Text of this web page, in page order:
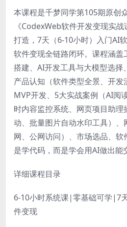
本课程是千梦同学第105期原创
《CodexWeb软件开发变现实
打造，7天（6-10小时）入门AI
软件变现全链路闭环。课程涵
搭建、AI开发工具与大模型选择
产品认知（软件类型全景、开
MVP开发、5大实战案例（AI阅
时内容监控系统、网页项目助理
动、批量图片自动水印工具）、
网、公网访问）、市场选品、
是学代码，而是学会用AI做出能
详细课程目录
6-10小时系统课|零基础可学|7
件变现